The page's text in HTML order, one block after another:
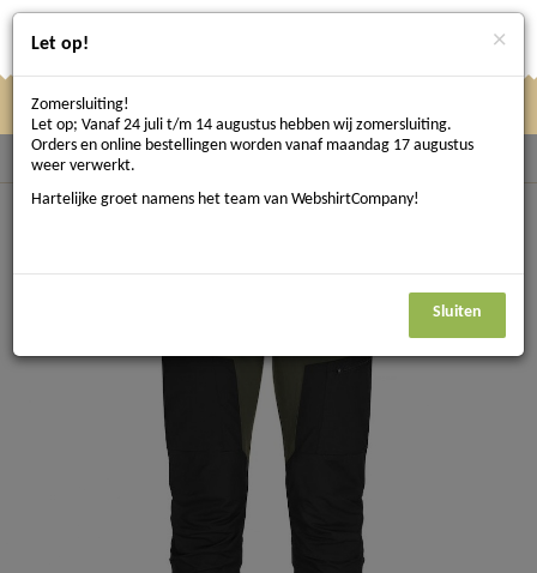
hier
Terug naar Werkbroeken
Let op! ×
Zomersluiting!
Let op; Vanaf 24 juli t/m 14 augustus hebben wij zomersluiting.
Orders en online bestellingen worden vanaf maandag 17 augustus
weer verwerkt.
Hartelijke groet namens het team van WebshirtCompany!
Sluiten